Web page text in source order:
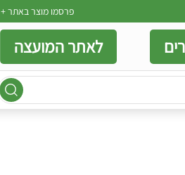
פרסמו מוצר באתר +
לאתר המועצה